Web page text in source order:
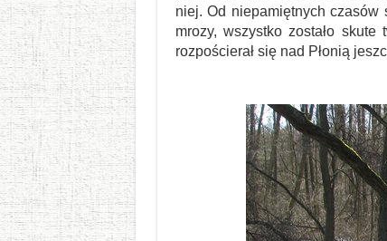
niej. Od niepamiętnych czasów
mrozy, wszystko zostało
rozpościerał się nad Płonią